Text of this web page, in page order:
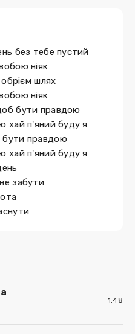
без тебе пустий
ніяк
шлях
ніяк
бути правдою
хай п'яний буду я
бути правдою
хай п'яний буду я
забути
1:48